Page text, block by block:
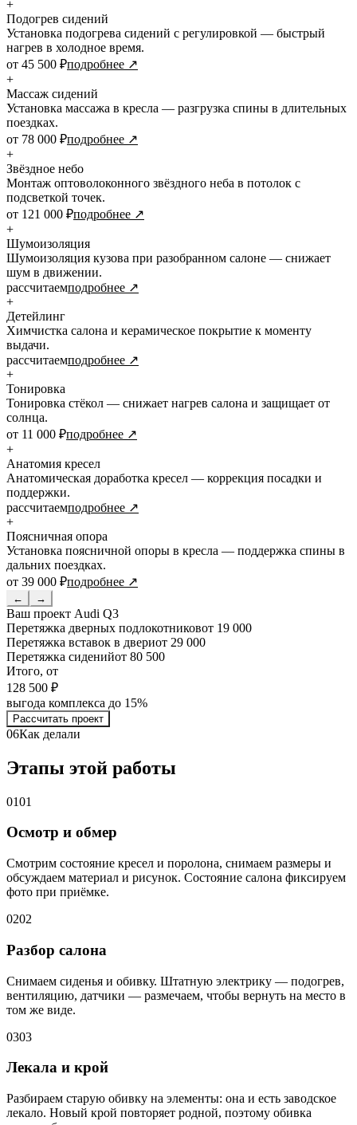
+
Подогрев сидений
Установка подогрева сидений с регулировкой — быстрый
нагрев в холодное время.
от 45 500 ₽подробнее ↗
+
Массаж сидений
Установка массажа в кресла — разгрузка спины в длительных
поездках.
от 78 000 ₽подробнее ↗
+
Звёздное небо
Монтаж оптоволоконного звёздного неба в потолок с
подсветкой точек.
от 121 000 ₽подробнее ↗
+
Шумоизоляция
Шумоизоляция кузова при разобранном салоне — снижает
шум в движении.
рассчитаемподробнее ↗
+
Детейлинг
Химчистка салона и керамическое покрытие к моменту
выдачи.
рассчитаемподробнее ↗
+
Тонировка
Тонировка стёкол — снижает нагрев салона и защищает от
солнца.
от 11 000 ₽подробнее ↗
+
Анатомия кресел
Анатомическая доработка кресел — коррекция посадки и
поддержки.
рассчитаемподробнее ↗
+
Поясничная опора
Установка поясничной опоры в кресла — поддержка спины в
дальних поездках.
от 39 000 ₽подробнее ↗
← →
Ваш проект Audi Q3
Перетяжка дверных подлокотниковот 19 000
Перетяжка вставок в двериот 29 000
Перетяжка сиденийот 80 500
Итого, от
128 500 ₽
выгода комплекса до 15%
Рассчитать проект
06Как делали
Этапы этой работы
0101
Осмотр и обмер
Смотрим состояние кресел и поролона, снимаем размеры и
обсуждаем материал и рисунок. Состояние салона фиксируем
фото при приёмке.
0202
Разбор салона
Снимаем сиденья и обивку. Штатную электрику — подогрев,
вентиляцию, датчики — размечаем, чтобы вернуть на место в
том же виде.
0303
Лекала и крой
Разбираем старую обивку на элементы: она и есть заводское
лекало. Новый крой повторяет родной, поэтому обивка